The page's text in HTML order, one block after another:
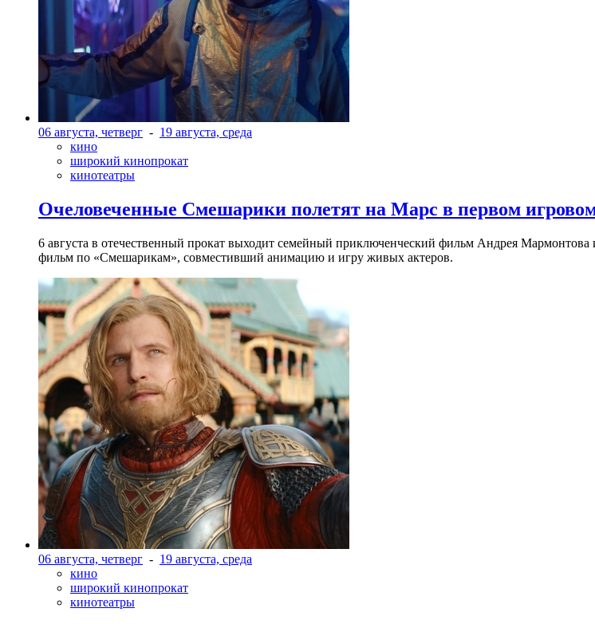
06 августа, четверг - 19 августа, среда
кино
широкий кинопрокат
кинотеатры
Очеловеченные Смешарики полетят на Марс в первом
6 августа в отечественный прокат выходит семейный приключенческий фильм Андрея
фильм по «Смешарикам», совместивший анимацию и игру живых актеров.
06 августа, четверг - 19 августа, среда
кино
широкий кинопрокат
кинотеатры